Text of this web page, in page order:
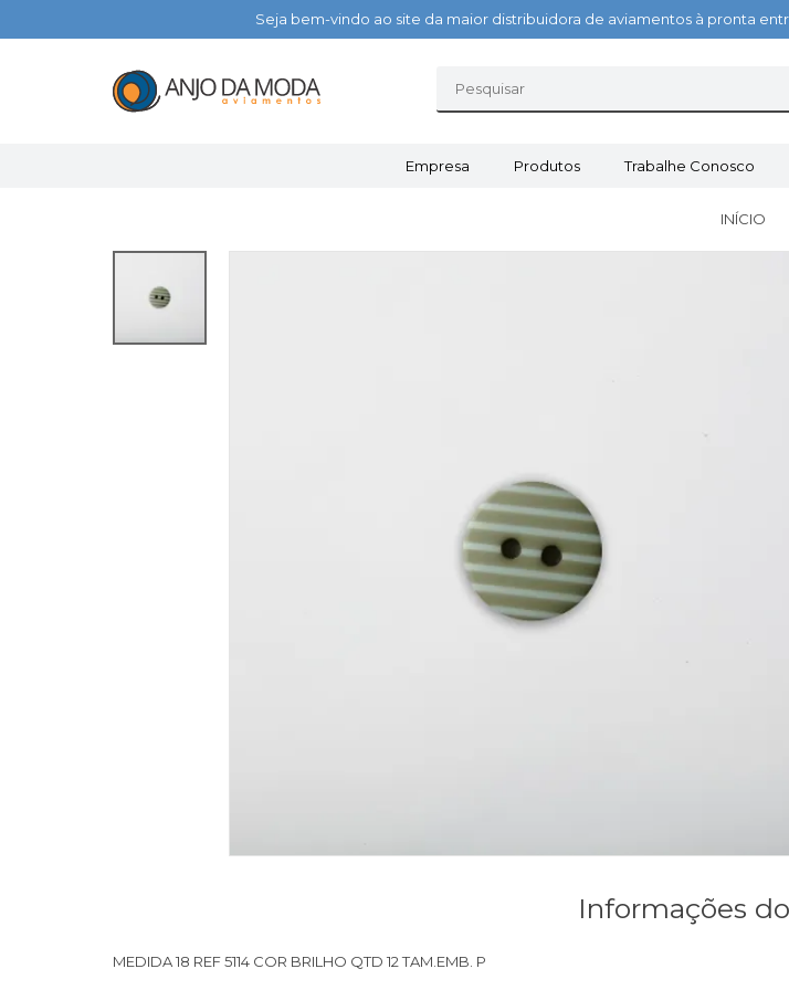
Seja bem-vindo ao site da maior distribuidora de aviamentos à pronta
Empresa Produtos Trabalhe Conosco
INÍCIO
Informações
MEDIDA 18 REF 5114 COR BRILHO QTD 12 TAM.EMB. P